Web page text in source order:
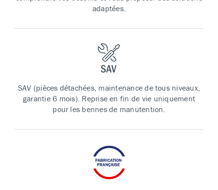
adaptées.
SAV (pièces détachées, maintenance de tous niveaux,
garantie 6 mois). Reprise en fin de vie uniquement
pour les bennes de manutention.